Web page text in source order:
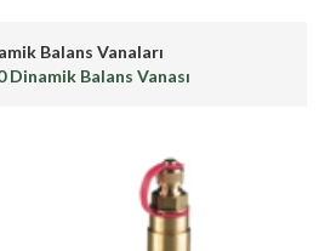
Balans Vanaları
Dinamik Balans Vanası